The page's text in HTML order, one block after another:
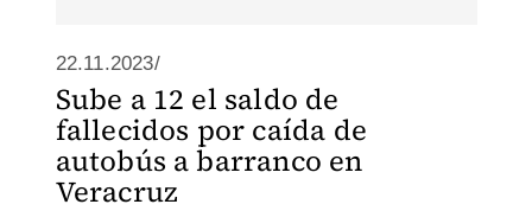
22.11.2023/
Sube a 12 el saldo de
fallecidos por caída de
autobús a barranco en
Veracruz